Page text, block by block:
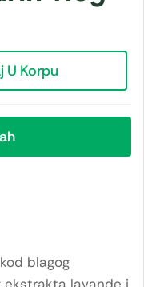
U Korpu
blagog